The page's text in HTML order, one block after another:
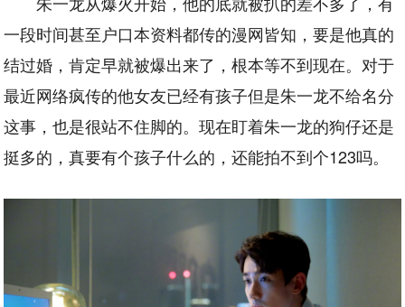
一段时间甚至户口本资料都传的漫网皆知，要是他真的
结过婚，肯定早就被爆出来了，根本等不到现在。对于
最近网络疯传的他女友已经有孩子但是朱一龙不给名分
这事，也是很站不住脚的。现在盯着朱一龙的狗仔还是
挺多的，真要有个孩子什么的，还能拍不到个123吗。